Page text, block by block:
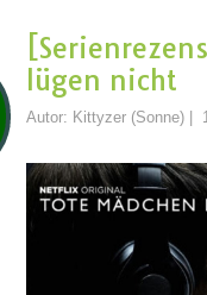
lügen nicht
Autor: Kittyzer (Sonne)